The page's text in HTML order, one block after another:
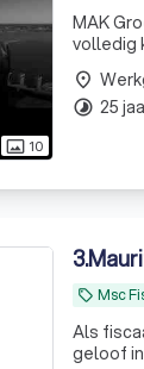
photo_size_select_actual 10
MAK
volledig
place
timelapse 25
3.
local_offer Msc
Als
geloof